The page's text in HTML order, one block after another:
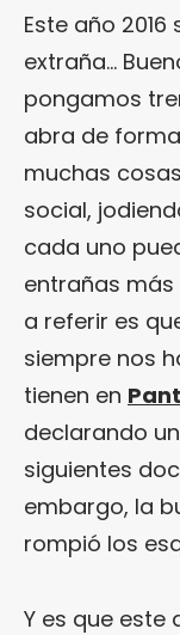
Este año
extraña…
pongamos
abra de
muchas
social,
cada uno
entrañas más
a referir es
siempre nos
tienen en
declarando
siguientes
embargo, la
rompió los
Y es que este